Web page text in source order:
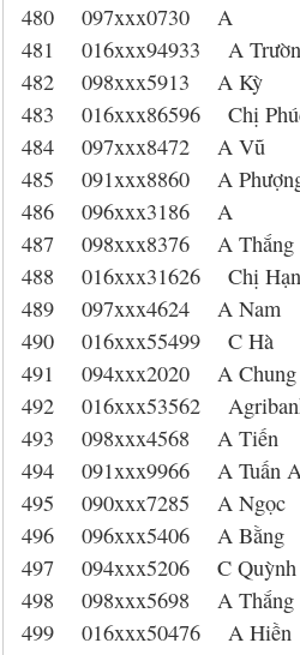
480 097xxx0730 A
481 016xxx94933 A
482 098xxx5913 A Kỳ
483 016xxx86596 Chị
484 097xxx8472 A Vũ
485 091xxx8860 A
486 096xxx3186 A
487 098xxx8376 A Thắng
488 016xxx31626 Chị
489 097xxx4624 A Nam
490 016xxx55499 C Hà
491 094xxx2020 A Chung
492 016xxx53562
493 098xxx4568 A Tiến
494 091xxx9966 A Tuấn
495 090xxx7285 A Ngọc
496 096xxx5406 A Bằng
497 094xxx5206 C Quỳnh
498 098xxx5698 A Thắng
499 016xxx50476 A Hiền